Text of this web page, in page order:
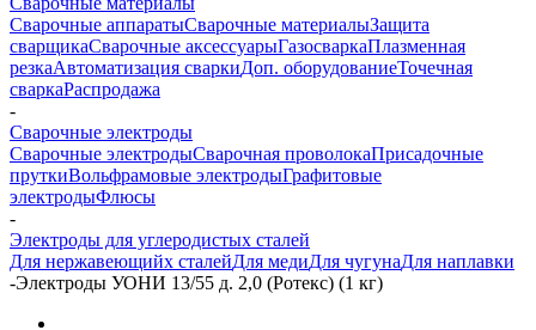
Сварочные аппаратыСварочные материалыЗащита
сварщикаСварочные аксессуарыГазосваркаПлазменная
резкаАвтоматизация сваркиДоп. оборудованиеТочечная
сваркаРаспродажа
-
Сварочные электроды
Сварочные электродыСварочная проволокаПрисадочные
пруткиВольфрамовые электродыГрафитовые
электродыФлюсы
-
Электроды для углеродистых сталей
Для нержавеющийх сталейДля медиДля чугунаДля наплавки
-Электроды УОНИ 13/55 д. 2,0 (Ротекс) (1 кг)